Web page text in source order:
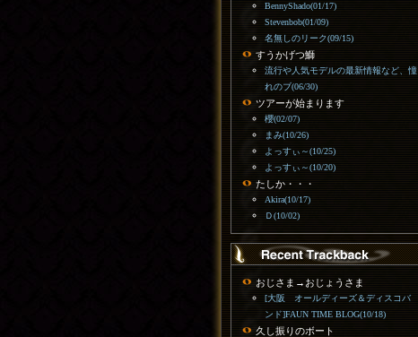
BennyShado(01/17)
Stevenbob(01/09)
名無しのリーク(09/15)
すうかげつ鰤
流行や人気モデルの最新情報など、憧
れのブ(06/30)
ツアーが始まります
櫻(02/07)
まみ(10/26)
よっすぃ～(10/25)
よっすぃ～(10/20)
たしか・・・
Akira(10/17)
Ｄ(10/02)
おじさま→おじょうさま
[大阪 オールディーズ＆ディスコバ
ンド]FAUN TIME BLOG(10/18)
久し振りのボート